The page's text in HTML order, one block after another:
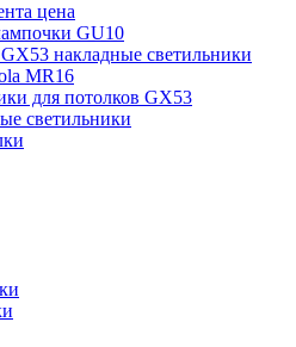
цена
GU10
накладные светильники
MR16
для потолков GX53
светильники